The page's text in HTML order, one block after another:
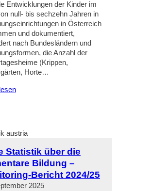
Entwicklungen der Kinder im
null- bis sechzehn Jahren in
in Österreich
und dokumentiert,
nach Bundesländern und
die Anzahl der
(Krippen,
Horte…
Statistik über die
Bildung –
Bericht 2024/25
2025